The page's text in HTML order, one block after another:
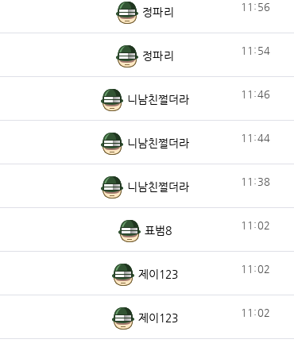
정파리 11:56
정파리 11:54
니남친쩔더라 11:46
니남친쩔더라 11:44
니남친쩔더라 11:38
표범8 11:02
제이123 11:02
제이123 11:02